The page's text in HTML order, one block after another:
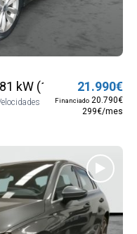
kW (110 CV)21.990€
Financiado 20.790€
299€/mes